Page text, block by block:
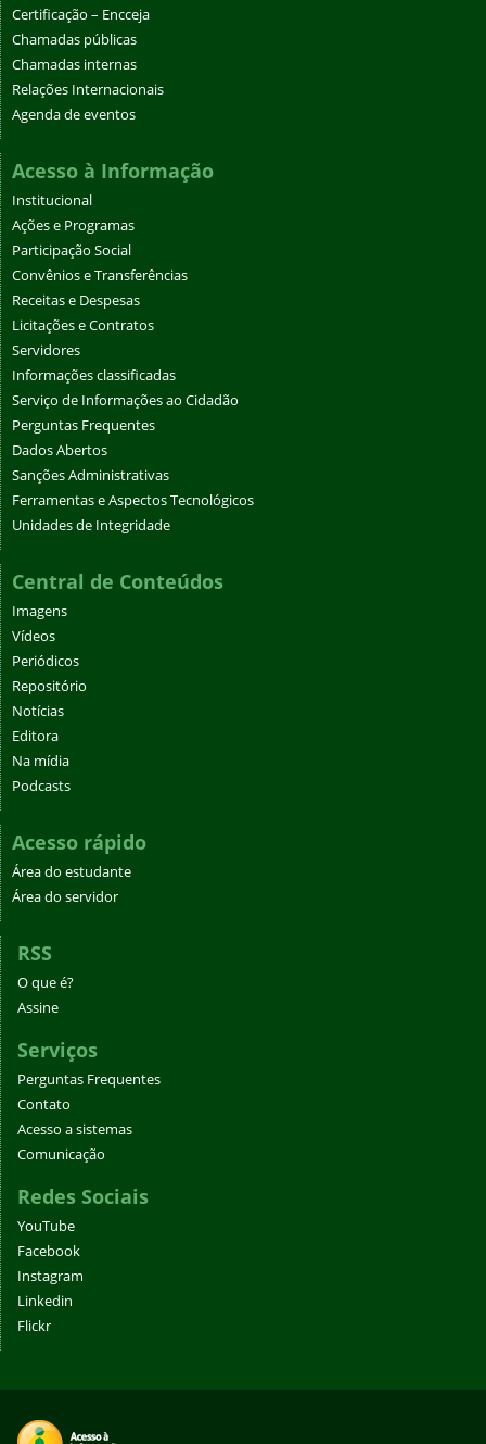
Certificação – Encceja
Chamadas públicas
Chamadas internas
Relações Internacionais
Agenda de eventos
Acesso à Informação
Institucional
Ações e Programas
Participação Social
Convênios e Transferências
Receitas e Despesas
Licitações e Contratos
Servidores
Informações classificadas
Serviço de Informações ao Cidadão
Perguntas Frequentes
Dados Abertos
Sanções Administrativas
Ferramentas e Aspectos Tecnológicos
Unidades de Integridade
Central de Conteúdos
Imagens
Vídeos
Periódicos
Repositório
Notícias
Editora
Na mídia
Podcasts
Acesso rápido
Área do estudante
Área do servidor
RSS
O que é?
Assine
Serviços
Perguntas Frequentes
Contato
Acesso a sistemas
Comunicação
Redes Sociais
YouTube
Facebook
Instagram
Linkedin
Flickr